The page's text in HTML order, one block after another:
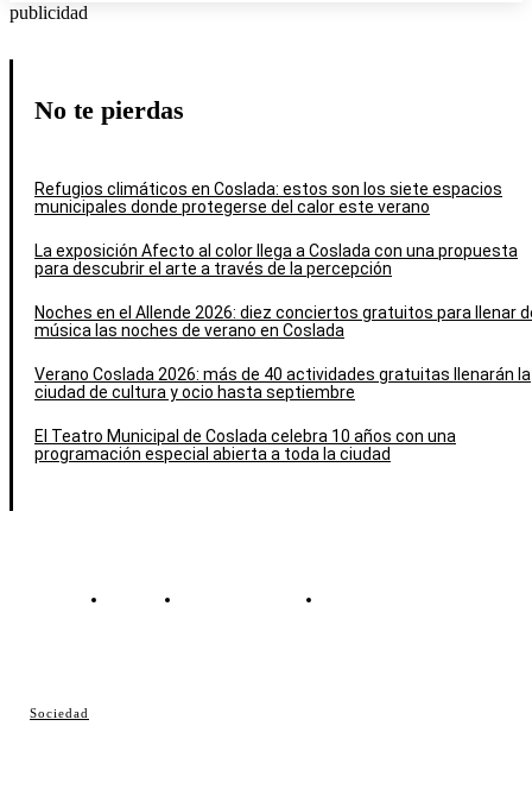
Sociedad
publicidad
No te pierdas
Refugios climáticos en Coslada: estos son los siete espacios
municipales donde protegerse del calor este verano
La exposición Afecto al color llega a Coslada con una propuesta
para descubrir el arte a través de la percepción
Noches en el Allende 2026: diez conciertos gratuitos para llenar
música las noches de verano en Coslada
Verano Coslada 2026: más de 40 actividades gratuitas llenarán la
ciudad de cultura y ocio hasta septiembre
El Teatro Municipal de Coslada celebra 10 años con una
programación especial abierta a toda la ciudad
Contacto Política de cookies